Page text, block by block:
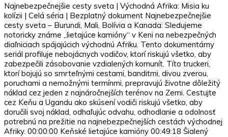
Najnebezpečnejšie cesty sveta | Východná Afrika: Misia ku
kolízii | Celá séria | Bezplatný dokument Najnebezpečnejšie
cesty sveta – Burundi, Mali, Bolívia a Kanada: Sledujeme
notoricky známe „lietajúce kamióny“ v Keni na nebezpečných
diaľniciach spájajúcich východnú Afriku. Tento dokumentárny
seriál profiluje nebojácnych vodičov, ktorí riskujú všetko, aby
zabezpečili zásobovanie vzdialených komunít. Títo truckeri,
ktorí bojujú so smrteľnými cestami, banditmi, divou zverou,
poruchami a nemožnými termínmi, prepravujú životne dôležitý
náklad cez jeden z najnáročnejších terénov na Zemi. Cestujte
cez Keňu a Ugandu ako skúsení vodiči riskujú všetko, aby
doručili svoj náklad, odhaľujúc odvahu, odhodlanie a odolnosť
potrebnú na prežitie na najnebezpečnejších cestách východnej
Afriky. 00:00:00 Keňské lietajúce kamióny 00:49:18 Šialený